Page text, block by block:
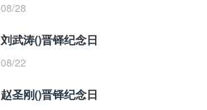
08/28
刘武涛()晋铎纪念日
08/22
赵圣刚()晋铎纪念日